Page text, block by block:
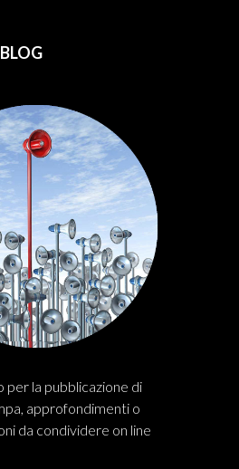
per la pubblicazione di
approfondimenti o
da condividere on line